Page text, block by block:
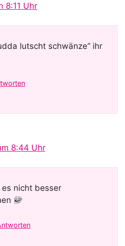
8:11 Uhr
lutscht schwänze“ ihr
8:44 Uhr
nicht besser